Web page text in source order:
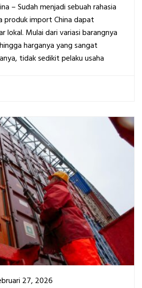
– Sudah menjadi sebuah rahasia
produk import China dapat
lokal. Mulai dari variasi barangnya
harganya yang sangat
tidak sedikit pelaku usaha
27, 2026